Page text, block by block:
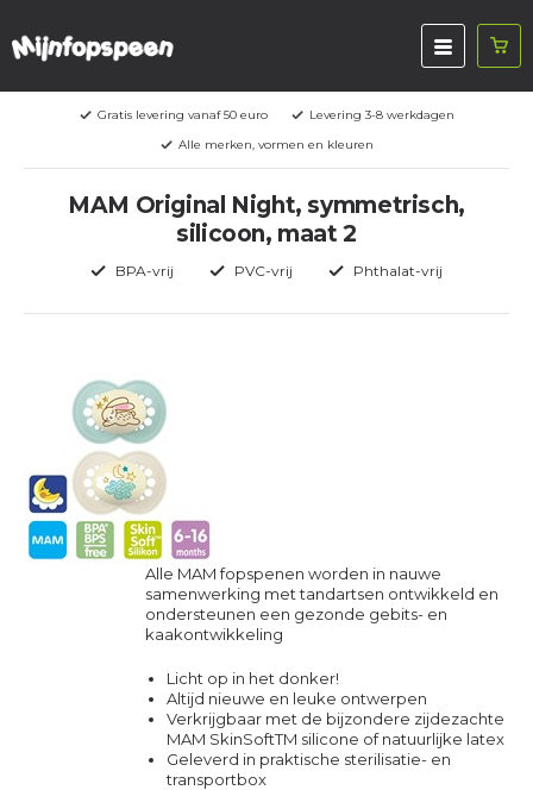
Gratis levering vanaf 50 euro
Levering 3-8 werkdagen
Alle merken, vormen en kleuren
MAM Original Night, symmetrisch,
silicoon, maat 2
BPA-vrij PVC-vrij Phthalat-vrij
Alle MAM fopspenen worden in nauwe
samenwerking met tandartsen ontwikkeld en
ondersteunen een gezonde gebits- en
kaakontwikkeling
Licht op in het donker!
Altijd nieuwe en leuke ontwerpen
Verkrijgbaar met de bijzondere zijdezachte
MAM SkinSoftTM silicone of natuurlijke latex
Geleverd in praktische sterilisatie- en
transportbox